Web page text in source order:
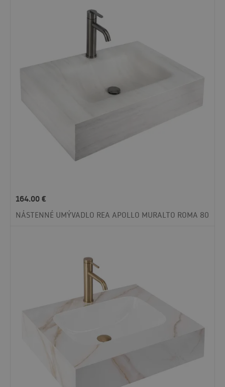
164.00€
NÁSTENNÉ UMÝVADLO REA APOLLO MURALTO ROMA 80